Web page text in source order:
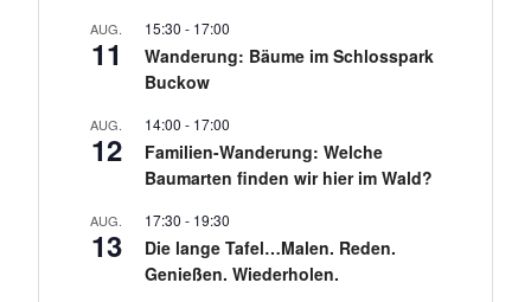
AUG.
11
15:30 - 17:00
Wanderung: Bäume im Schlosspark
Buckow
AUG.
12
14:00 - 17:00
Familien-Wanderung: Welche
Baumarten finden wir hier im Wald?
AUG.
13
17:30 - 19:30
Die lange Tafel…Malen. Reden.
Genießen. Wiederholen.